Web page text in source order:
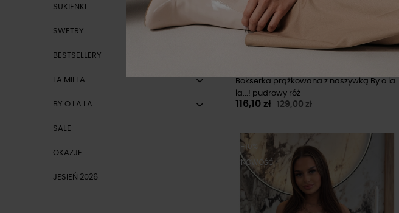
SUKIENKI
SWETRY
BESTSELLERY
LA MILLA
BY O LA LA...
SALE
OKAZJE
JESIEŃ 2026
Bokserka prążkowana z naszywką By o la
la...! pudrowy róż
116,10 zł 129,00 zł
-10%
NOWOŚĆ